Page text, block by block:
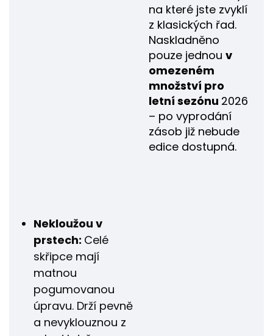
na které jste zvyklí
z klasických řad.
Naskladněno
pouze jednou v
omezeném
množství pro
letní sezónu 2026
– po vyprodání
zásob již nebude
edice dostupná.
Nekloužou v
prstech: Celé
skřipce mají
matnou
pogumovanou
úpravu. Drží pevně
a nevyklouznou z